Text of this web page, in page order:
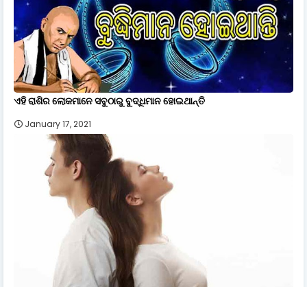
ଏହି ରାଶିର ଲୋକମାନେ ସବୁଠାରୁ ବୁଦ୍ଧିମାନ ହୋଇଥାନ୍ତି
January 17, 2021